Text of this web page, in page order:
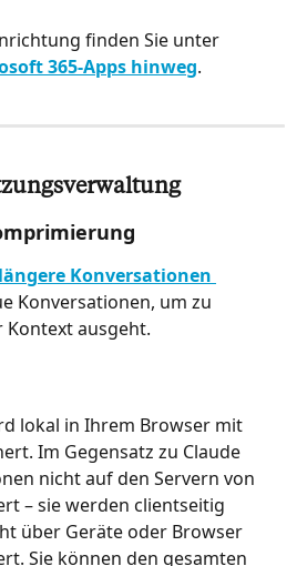
finden Sie unter
365-Apps hinweg.
Konversationen
Konversationen, um zu
Kontext ausgeht.
lokal in Ihrem Browser mit
Im Gegensatz zu Claude
nicht auf den Servern von
– sie werden clientseitig
über Geräte oder Browser
Sie können den gesamten